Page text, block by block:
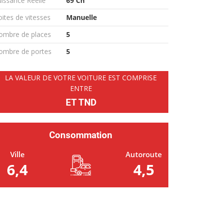
de vitesses
Manuelle
de places
5
de portes
5
LA VALEUR DE VOTRE VOITURE EST COMPRISE
ENTRE
ET TND
Consommation
Ville
6,4
Autoroute
4,5